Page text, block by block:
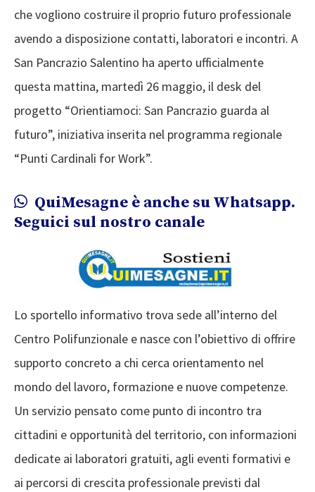
che vogliono costruire il proprio futuro professionale
avendo a disposizione contatti, laboratori e incontri. A
San Pancrazio Salentino ha aperto ufficialmente
questa mattina, martedì 26 maggio, il desk del
progetto “Orientiamoci: San Pancrazio guarda al
futuro”, iniziativa inserita nel programma regionale
“Punti Cardinali for Work”.
QuiMesagne è anche su Whatsapp.
Seguici sul nostro canale
Lo sportello informativo trova sede all’interno del
Centro Polifunzionale e nasce con l’obiettivo di offrire
supporto concreto a chi cerca orientamento nel
mondo del lavoro, formazione e nuove competenze.
Un servizio pensato come punto di incontro tra
cittadini e opportunità del territorio, con informazioni
dedicate ai laboratori gratuiti, agli eventi formativi e
ai percorsi di crescita professionale previsti dal